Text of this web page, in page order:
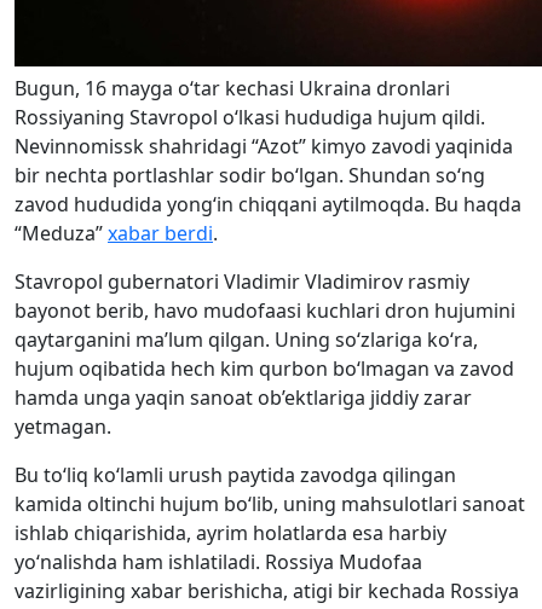
Bugun, 16 mayga o‘tar kechasi Ukraina dronlari
Rossiyaning Stavropol o‘lkasi hududiga hujum qildi.
Nevinnomissk shahridagi “Azot” kimyo zavodi yaqinida
bir nechta portlashlar sodir bo‘lgan. Shundan so‘ng
zavod hududida yong‘in chiqqani aytilmoqda. Bu haqda
“Meduza”xabar berdi.
Stavropol gubernatori Vladimir Vladimirov rasmiy
bayonot berib, havo mudofaasi kuchlari dron hujumini
qaytarganini ma’lum qilgan. Uning so‘zlariga ko‘ra,
hujum oqibatida hech kim qurbon bo‘lmagan va zavod
hamda unga yaqin sanoat ob’ektlariga jiddiy zarar
yetmagan.
Bu to‘liq ko‘lamli urush paytida zavodga qilingan
kamida oltinchi hujum bo‘lib, uning mahsulotlari sanoat
ishlab chiqarishida, ayrim holatlarda esa harbiy
yo‘nalishda ham ishlatiladi. Rossiya Mudofaa
vazirligining xabar berishicha, atigi bir kechada Rossiya